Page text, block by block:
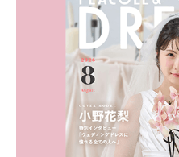
一番お得？」「
解決します。 ま
ング診断